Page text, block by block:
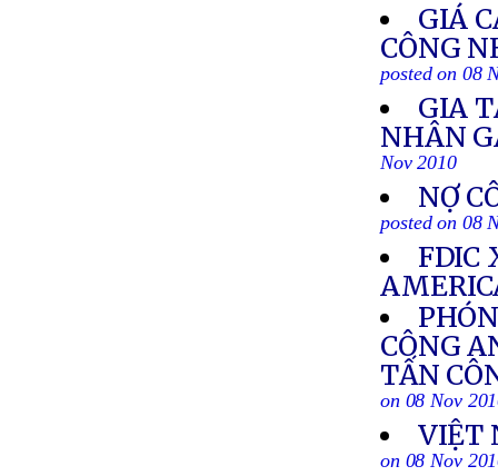
GIÁ
CÔNG
posted on 08
GIA
NHÂN
Nov 2010
NỢ
posted on 08
FDIC
CÔNG
TẤN
on 08 Nov
VIỆT
on 08 Nov